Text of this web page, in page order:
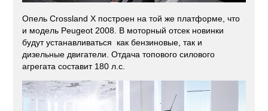
Опель Crossland X построен на той же платформе, что
и модель Peugeot 2008. В моторный отсек новинки
будут устанавливаться как бензиновые, так и
дизельные двигатели. Отдача топового силового
агрегата составит 180 л.с.